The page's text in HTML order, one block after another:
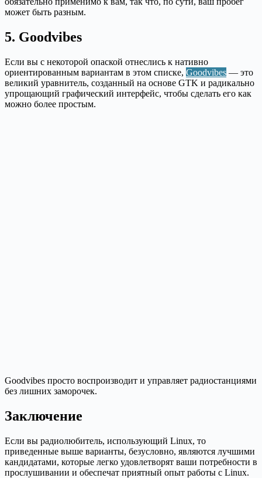
может быть разным.
5. Goodvibes
Если вы с некоторой опаской отнеслись к нативно
ориентированным вариантам в этом списке, Goodvibes — это
великий уравнитель, созданный на основе GTK и радикально
упрощающий графический интерфейс, чтобы сделать его как
можно более простым.
Goodvibes просто воспроизводит и управляет радиостанциями
без лишних заморочек.
Заключение
Если вы радиолюбитель, использующий Linux, то
приведенные выше варианты, безусловно, являются лучшими
кандидатами, которые легко удовлетворят ваши потребности в
прослушивании и обеспечат приятный опыт работы с Linux.